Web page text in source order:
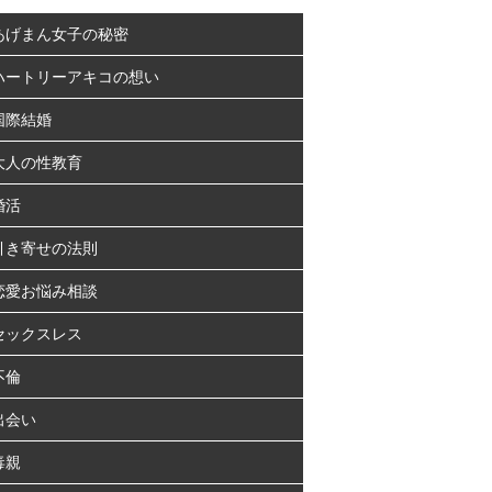
げまん女子の秘密
ートリーアキコの想い
際結婚
人の性教育
活
き寄せの法則
愛お悩み相談
ックスレス
倫
会い
親